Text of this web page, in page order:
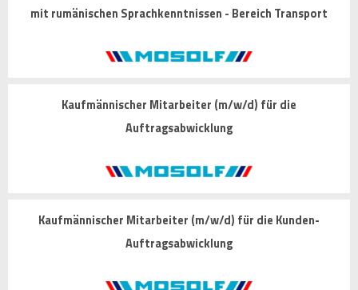
mit rumänischen Sprachkenntnissen - Bereich Transport
Kaufmännischer Mitarbeiter (m/w/d) für die
Auftragsabwicklung
Kaufmännischer Mitarbeiter (m/w/d) für die Kunden-
Auftragsabwicklung